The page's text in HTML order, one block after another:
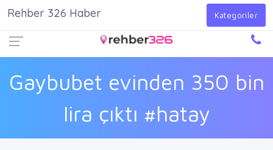
Giriş Yap
Gaybubet evinden 350 bin
lira çıktı #hatay
Rehber 326 Haber Kategoriler